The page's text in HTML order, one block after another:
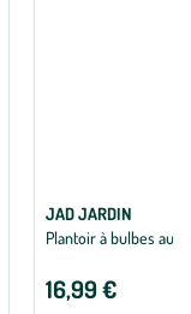
JAD JARDIN
Plantoir à bulbes
16,99 €